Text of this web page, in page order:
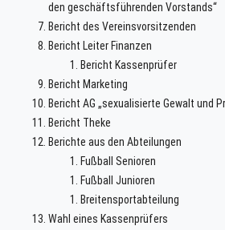
den geschäftsführenden Vorstands“
Bericht des Vereinsvorsitzenden
Bericht Leiter Finanzen
Bericht Kassenprüfer
Bericht Marketing
Bericht AG „sexualisierte Gewalt und
Bericht Theke
Berichte aus den Abteilungen
Fußball Senioren
Fußball Junioren
Breitensportabteilung
Wahl eines Kassenprüfers